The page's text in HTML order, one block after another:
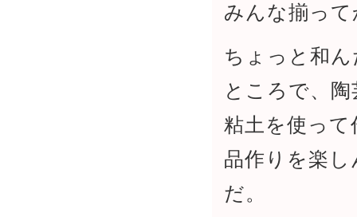
みんな揃っ
ちょっと和ん
ところで、陶
粘土を使って
品作りを楽し
だ。